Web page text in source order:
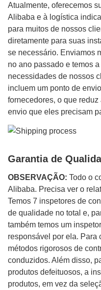
Atualmente, oferecemos
Alibaba e à logística
para muitos de nossos
diretamente para suas
se necessário. Enviamos
no ano passado e temos
necessidades de nossos
incluem um ponto de
fornecedores, o que
envio que eles precisam
Garantia de
OBSERVAÇÃO: Todo o
Alibaba. Precisa ver o
Temos 7 inspetores de
de qualidade no total e,
também temos um
responsável por ela. Para
métodos rigorosos de
conduzidos. Além disso,
produtos defeituosos, a
produtos, em vez da